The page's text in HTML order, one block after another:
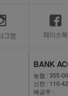
BANK
농협 : 355-
신한 : 110-
예금주 :